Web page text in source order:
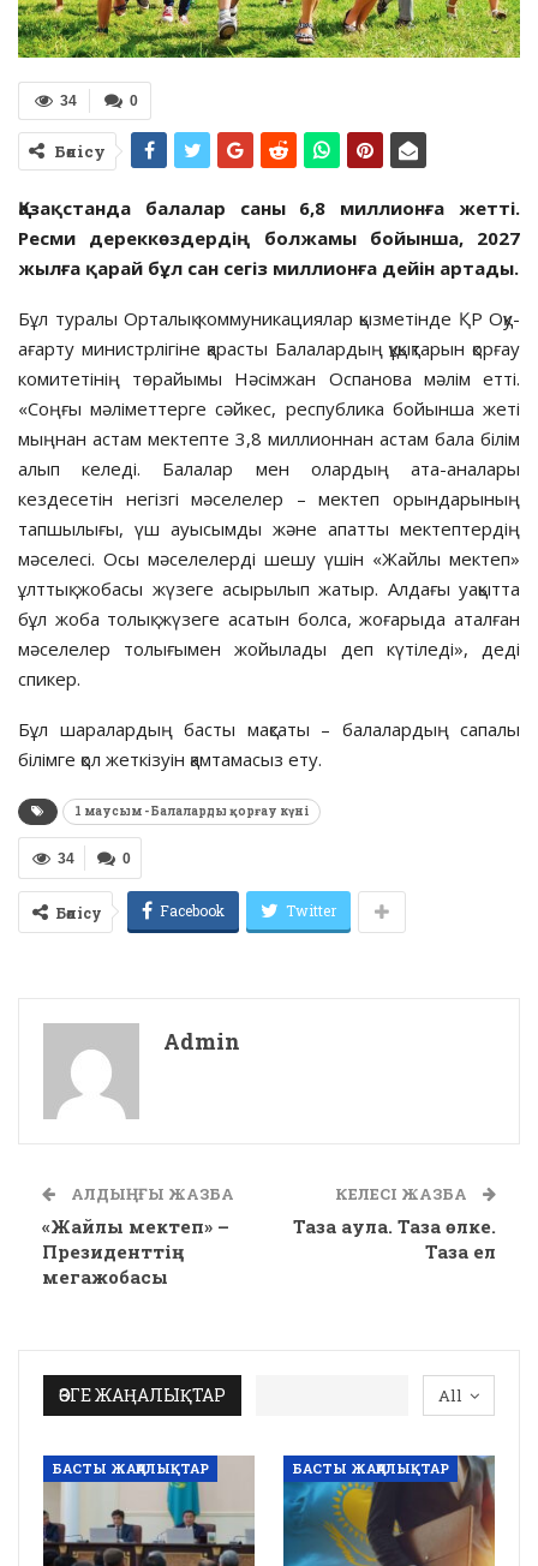
0
34
Бөлісу
Қазақстанда балалар саны 6,8 миллионға жетті.
Ресми дереккөздердің болжамы бойынша, 2027
жылға қарай бұл сан сегіз миллионға дейін артады.
Бұл туралы Орталық коммуникациялар қызметінде ҚР Оқу-
ағарту министрлігіне қарасты Балалардың құқықтарын қорғау
комитетінің төрайымы Нәсімжан Оспанова мәлім етті.
«Соңғы мәліметтерге сәйкес, республика бойынша жеті
мыңнан астам мектепте 3,8 миллионнан астам бала білім
алып келеді. Балалар мен олардың ата-аналары
кездесетін негізгі мәселелер – мектеп орындарының
тапшылығы, үш ауысымды және апатты мектептердің
мәселесі. Осы мәселелерді шешу үшін «Жайлы мектеп»
ұлттық жобасы жүзеге асырылып жатыр. Алдағы уақытта
бұл жоба толық жүзеге асатын болса, жоғарыда аталған
мәселелер толығымен жойылады деп күтіледі», деді
спикер.
Бұл шаралардың басты мақсаты – балалардың сапалы
білімге қол жеткізуін қамтамасыз ету.
1 маусым - Балаларды қорғау күні
0
34
Бөлісу Facebook Twitter
Admin
АЛДЫҢҒЫ ЖАЗБА
«Жайлы мектеп» –
Президенттің
мегажобасы
КЕЛЕСІ ЖАЗБА
Таза аула. Таза өлке.
Таза ел
All
ӨЗГЕ ЖАҢАЛЫҚТАР
БАСТЫ ЖАҢАЛЫҚТАР БАСТЫ ЖАҢАЛЫҚТАР